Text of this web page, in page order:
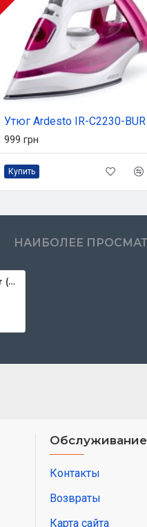
999 грн
Купить
НАИБОЛЕЕ
Утюг Ufesa PV3285 Power (80104772)
Контакты
Возвраты
Карта сайта